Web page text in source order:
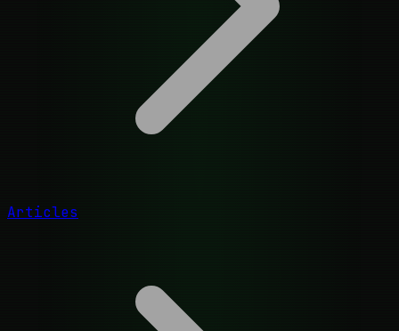
Articles